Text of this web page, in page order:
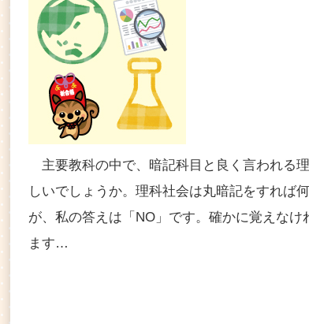
主要教科の中で、暗記科目と良く言われる
しいでしょうか。理科社会は丸暗記をすれば
が、私の答えは「NO」です。確かに覚えなけ
ます…